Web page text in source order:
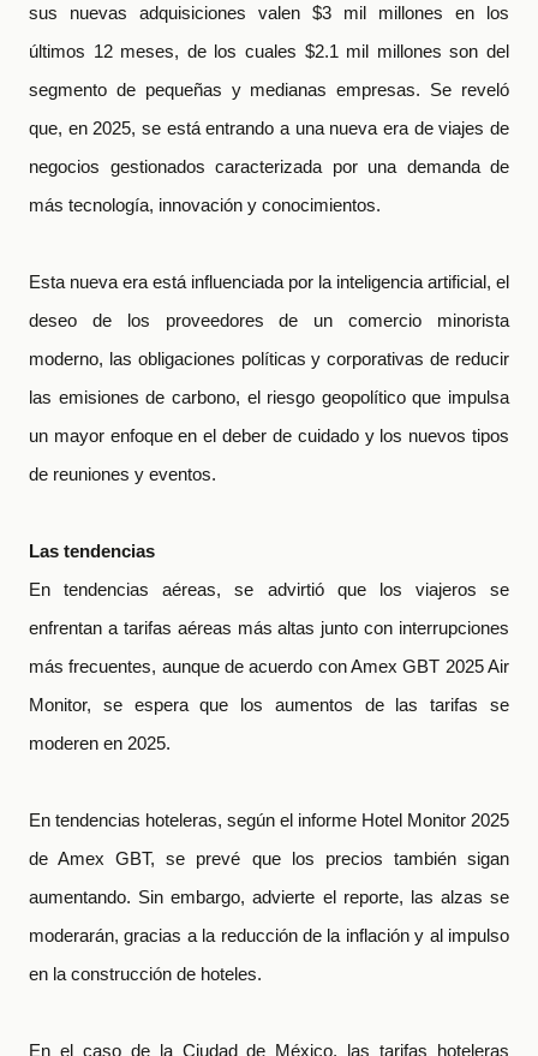
sus nuevas adquisiciones valen $3 mil millones en los
últimos 12 meses, de los cuales $2.1 mil millones son del
segmento de pequeñas y medianas empresas. Se reveló
que, en 2025, se está entrando a una nueva era de viajes de
negocios gestionados caracterizada por una demanda de
más tecnología, innovación y conocimientos.
Esta nueva era está influenciada por la inteligencia artificial, el
deseo de los proveedores de un comercio minorista
moderno, las obligaciones políticas y corporativas de reducir
las emisiones de carbono, el riesgo geopolítico que impulsa
un mayor enfoque en el deber de cuidado y los nuevos tipos
de reuniones y eventos.
Las tendencias
En tendencias aéreas, se advirtió que los viajeros se
enfrentan a tarifas aéreas más altas junto con interrupciones
más frecuentes, aunque de acuerdo con Amex GBT 2025 Air
Monitor, se espera que los aumentos de las tarifas se
moderen en 2025.
En tendencias hoteleras, según el informe Hotel Monitor 2025
de Amex GBT, se prevé que los precios también sigan
aumentando. Sin embargo, advierte el reporte, las alzas se
moderarán, gracias a la reducción de la inflación y al impulso
en la construcción de hoteles.
En el caso de la Ciudad de México, las tarifas hoteleras